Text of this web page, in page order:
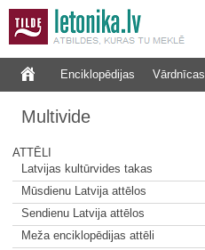
Enciklopēdijas Vārdnīcas
Multivide
ATTĒLI
Latvijas kultūrvides takas
Mūsdienu Latvija attēlos
Sendienu Latvija attēlos
Meža enciklopēdijas attēli